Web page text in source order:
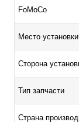
FoMoCo
Место установки
Сторона
Тип запчасти
Страна